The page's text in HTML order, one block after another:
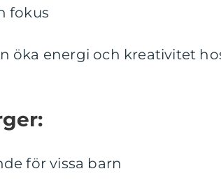
fokus
öka energi och kreativitet
för vissa barn